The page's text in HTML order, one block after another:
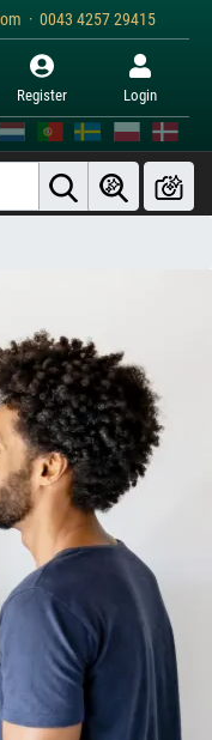
· 0043 4257 29415
Register Login